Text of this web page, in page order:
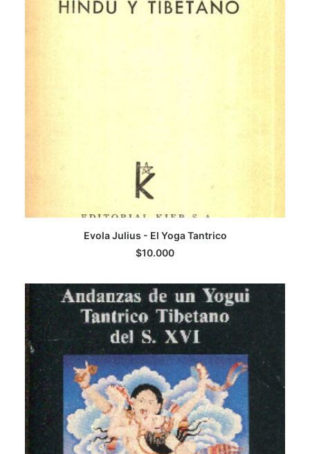
AGREGAR AL CARRITO
Evola Julius - El Yoga Tantrico
$10.000